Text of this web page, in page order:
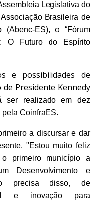
Legislativa do
Brasileira de
(Abenc-ES), o
“Fórum
O Futuro do Espírito
e possibilidades de
Presidente Kennedy
ser realizado em dez
pela CoinfraES.
a discursar e dar
"Estou muito feliz
primeiro município a
Desenvolvimento e
precisa disso, de
e inovação para